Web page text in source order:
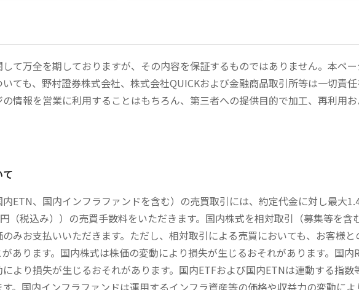
て万全を期しておりますが、その内容を保証するものではありません。本ペ
ても、野村證券株式会社、株式会社QUICKおよび金融商品取引所等は一切責
情報を営業に利用することはもちろん、第三者への提供目的で加工、再利用
ETN、国内インフラファンドを含む）の売買取引には、約定代金に対し最大
（税込み））の売買手数料をいただきます。国内株式を相対取引（募集等を含
みお支払いいただきます。ただし、相対取引による売買においても、お客様と
あります。国内株式は株価の変動により損失が生じるおそれがあります。国内
より損失が生じるおそれがあります。国内ETFおよび国内ETNは連動する指数
。国内インフラファンドは運用するインフラ資産等の価格や収益力の変動によ